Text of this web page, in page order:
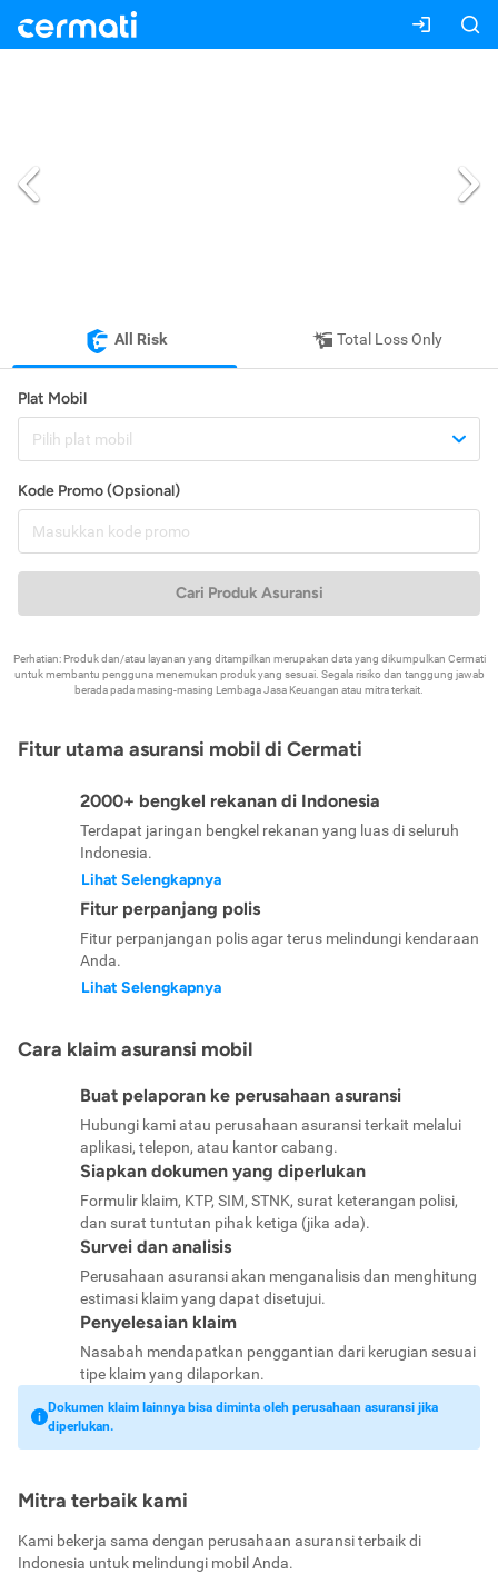
All Risk Total Loss Only
Plat Mobil
Pilih plat mobil
Kode Promo (Opsional)
Cari Produk Asuransi
Perhatian: Produk dan/atau layanan yang ditampilkan merupakan data yang dikumpulkan Cermati
untuk membantu pengguna menemukan produk yang sesuai. Segala risiko dan tanggung jawab
berada pada masing-masing Lembaga Jasa Keuangan atau mitra terkait.
Fitur utama asuransi mobil di Cermati
2000+ bengkel rekanan di Indonesia
Terdapat jaringan bengkel rekanan yang luas di seluruh
Indonesia.
Lihat Selengkapnya
Fitur perpanjang polis
Fitur perpanjangan polis agar terus melindungi kendaraan
Anda.
Lihat Selengkapnya
Cara klaim asuransi mobil
Buat pelaporan ke perusahaan asuransi
Hubungi kami atau perusahaan asuransi terkait melalui
aplikasi, telepon, atau kantor cabang.
Siapkan dokumen yang diperlukan
Formulir klaim, KTP, SIM, STNK, surat keterangan polisi,
dan surat tuntutan pihak ketiga (jika ada).
Survei dan analisis
Perusahaan asuransi akan menganalisis dan menghitung
estimasi klaim yang dapat disetujui.
Penyelesaian klaim
Nasabah mendapatkan penggantian dari kerugian sesuai
tipe klaim yang dilaporkan.
Dokumen klaim lainnya bisa diminta oleh perusahaan asuransi jika
diperlukan.
Mitra terbaik kami
Kami bekerja sama dengan perusahaan asuransi terbaik di
Indonesia untuk melindungi mobil Anda.